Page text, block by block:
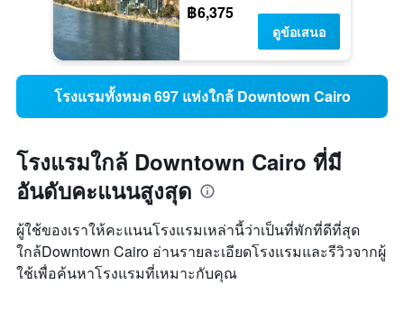
฿6,375
ดูข้อเสนอ
โรงแรมทั้งหมด 697 แห่งใกล้ Downtown Cairo
โรงแรมใกล้ Downtown Cairo ที่มี
อันดับคะแนนสูงสุด
ผู้ใช้ของเราให้คะแนนโรงแรมเหล่านี้ว่าเป็นที่พักที่ดีที่สุด
ใกล้Downtown Cairo อ่านรายละเอียดโรงแรมและรีวิวจากผู้
ใช้เพื่อค้นหาโรงแรมที่เหมาะกับคุณ